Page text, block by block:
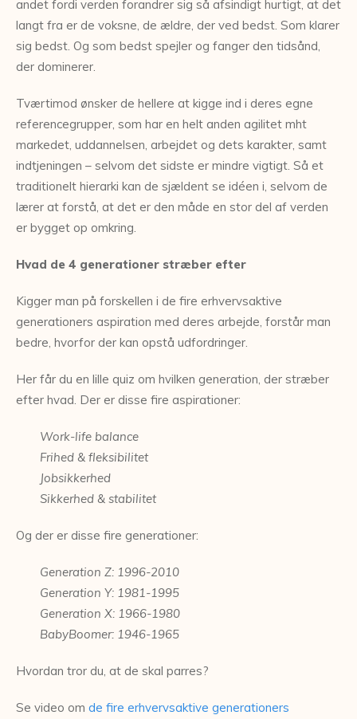
andet fordi verden forandrer sig så afsindigt hurtigt, at det
langt fra er de voksne, de ældre, der ved bedst. Som klarer
sig bedst. Og som bedst spejler og fanger den tidsånd,
der dominerer.
Tværtimod ønsker de hellere at kigge ind i deres egne
referencegrupper, som har en helt anden agilitet mht
markedet, uddannelsen, arbejdet og dets karakter, samt
indtjeningen – selvom det sidste er mindre vigtigt. Så et
traditionelt hierarki kan de sjældent se idéen i, selvom de
lærer at forstå, at det er den måde en stor del af verden
er bygget op omkring.
Hvad de 4 generationer stræber efter
Kigger man på forskellen i de fire erhvervsaktive
generationers aspiration med deres arbejde, forstår man
bedre, hvorfor der kan opstå udfordringer.
Her får du en lille quiz om hvilken generation, der stræber
efter hvad. Der er disse fire aspirationer:
Work-life balance
Frihed & fleksibilitet
Jobsikkerhed
Sikkerhed & stabilitet
Og der er disse fire generationer:
Generation Z: 1996-2010
Generation Y: 1981-1995
Generation X: 1966-1980
BabyBoomer: 1946-1965
Hvordan tror du, at de skal parres?
Se video om de fire erhvervsaktive generationers